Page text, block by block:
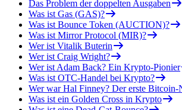
Das Problem der doppelten Ausgaben
Was ist Gas (GAS)?
Was ist Bounce Token (AUCTION)?
Was ist Mirror Protocol (MIR)?
Wer ist Vitalik Buterin
Wer ist Craig Wright?
Wer ist Adam Back? Ein Krypto-Pionier
Was ist OTC-Handel bei Krypto?
Wer war Hal Finney? Der erste Bitcoin-
Was ist ein Golden Cross in Krypto